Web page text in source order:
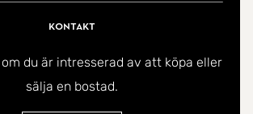
Kontakt
du är intresserad av att köpa eller
sälja en bostad.